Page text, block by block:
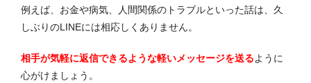
例えば、お金や病気、人間関係のトラブルといった話は、久
しぶりのLINEには相応しくありません。
相手が気軽に返信できるような軽いメッセージを送るように
心がけましょう。